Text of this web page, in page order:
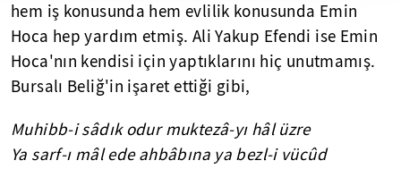
hem iş konusunda hem evlilik konusunda Emin
Hoca hep yardım etmiş. Ali Yakup Efendi ise Emin
Hoca'nın kendisi için yaptıklarını hiç unutmamış.
Bursalı Beliğ'in işaret ettiği gibi,
Muhibb-i sâdık odur muktezâ-yı hâl üzre
Ya sarf-ı mâl ede ahbâbına ya bezl-i vücûd